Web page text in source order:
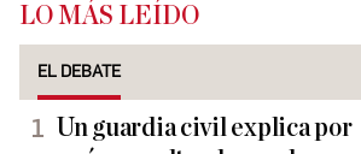
LO MÁS LEÍDO
EL DEBATE
Un guardia civil explica por